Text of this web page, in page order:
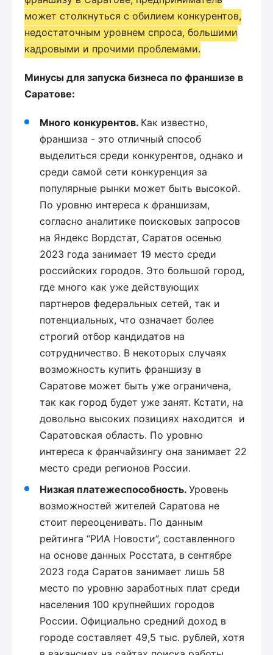
может столкнуться с обилием конкурентов,
недостаточным уровнем спроса, большими
кадровыми и прочими проблемами.
Минусы для запуска бизнеса по франшизе в
Саратове:
Много конкурентов. Как известно,
франшиза - это отличный способ
выделиться среди конкурентов, однако и
среди самой сети конкуренция за
популярные рынки может быть высокой.
По уровню интереса к франшизам,
согласно аналитике поисковых запросов
на Яндекс Вордстат, Саратов осенью
2023 года занимает 19 место среди
российских городов. Это большой город,
где много как уже действующих
партнеров федеральных сетей, так и
потенциальных, что означает более
строгий отбор кандидатов на
сотрудничество. В некоторых случаях
возможность купить франшизу в
Саратове может быть уже ограничена,
так как город будет уже занят. Кстати, на
довольно высоких позициях находится и
Саратовская область. По уровню
интереса к франчайзингу она занимает 22
место среди регионов России.
Низкая платежеспособность. Уровень
возможностей жителей Саратова не
стоит переоценивать. По данным
рейтинга “РИА Новости”, составленного
на основе данных Росстата, в сентябре
2023 года Саратов занимает лишь 58
место по уровню заработных плат среди
населения 100 крупнейших городов
России. Официально средний доход в
городе составляет 49,5 тыс. рублей, хотя